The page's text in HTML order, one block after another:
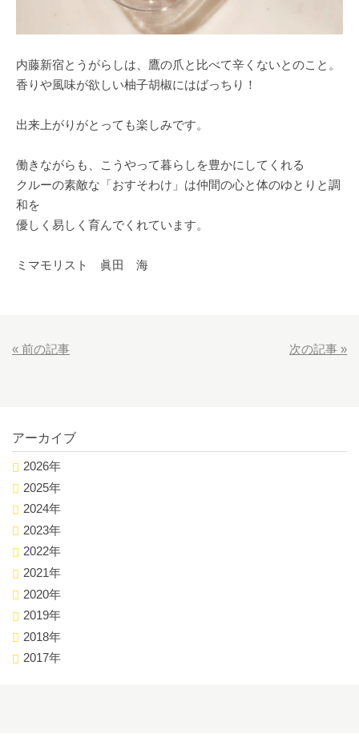
内藤新宿とうがらしは、鷹の爪と比べて辛くないとのこと。
香りや風味が欲しい柚子胡椒にはばっちり！
出来上がりがとっても楽しみです。
働きながらも、こうやって暮らしを豊かにしてくれる
クルーの素敵な「おすそわけ」は仲間の心と体のゆとりと調
和を
優しく易しく育んでくれています。
ミマモリスト 眞田 海
« 前の記事 次の記事 »
アーカイブ
2026年
2025年
2024年
2023年
2022年
2021年
2020年
2019年
2018年
2017年